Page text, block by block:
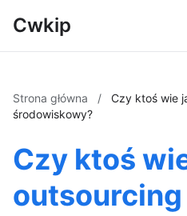
Cwkip
Strona główna /
Czy ktoś wie
środowiskowy?
Czy ktoś
outsourcing